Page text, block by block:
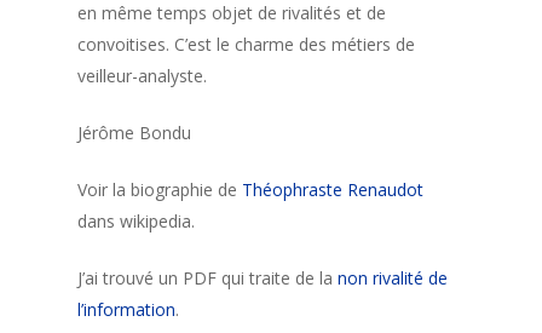
en même temps objet de rivalités et de
convoitises. C’est le charme des métiers de
veilleur-analyste.
Jérôme Bondu
Voir la biographie de Théophraste Renaudot
dans wikipedia.
J’ai trouvé un PDF qui traite de la non rivalité de
l’information.